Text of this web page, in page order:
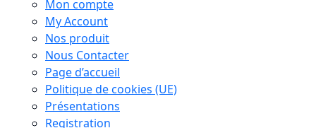
Mon compte
My Account
Nos produit
Nous Contacter
Page d’accueil
Politique de cookies (UE)
Présentations
Registration